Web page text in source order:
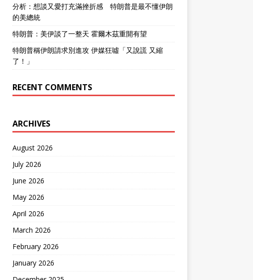
分析：想談又愛打充滿挫折感 特朗普是最不懂伊朗
的美總統
特朗普：美伊談了一整天 霍爾木茲重開有望
特朗普稱伊朗請求別進攻 伊媒狂噓「又說謊 又縮
了！」
RECENT COMMENTS
ARCHIVES
August 2026
July 2026
June 2026
May 2026
April 2026
March 2026
February 2026
January 2026